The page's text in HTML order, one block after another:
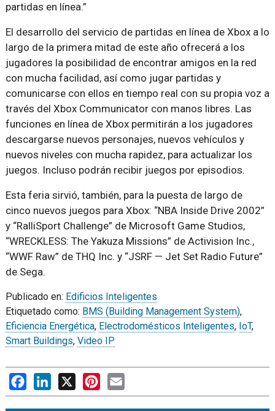
partidas en línea.”
El desarrollo del servicio de partidas en línea de Xbox a lo
largo de la primera mitad de este año ofrecerá a los
jugadores la posibilidad de encontrar amigos en la red
con mucha facilidad, así como jugar partidas y
comunicarse con ellos en tiempo real con su propia voz a
través del Xbox Communicator con manos libres. Las
funciones en línea de Xbox permitirán a los jugadores
descargarse nuevos personajes, nuevos vehículos y
nuevos niveles con mucha rapidez, para actualizar los
juegos. Incluso podrán recibir juegos por episodios.
Esta feria sirvió, también, para la puesta de largo de
cinco nuevos juegos para Xbox: “NBA Inside Drive 2002”
y “RalliSport Challenge” de Microsoft Game Studios,
“WRECKLESS: The Yakuza Missions” de Activision Inc.,
“WWF Raw” de THQ Inc. y “JSRF — Jet Set Radio Future”
de Sega.
Publicado en: Edificios Inteligentes
Etiquetado como: BMS (Building Management System),
Eficiencia Energética, Electrodomésticos Inteligentes, IoT,
Smart Buildings, Video IP
FacebookLinkedIn
X PinterestEmail